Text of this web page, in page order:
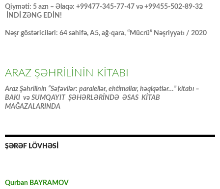
Qiyməti: 5 azn – Əlaqə: +99477-345-77-47 və +99455-502-89-32
İNDİ ZƏNG EDİN!
Nəşr göstəriciləri: 64 səhifə, A5, ağ-qara, “Mücrü” Nəşriyyatı / 2020
ARAZ ŞƏHRİLİNİN KİTABI
Araz Şəhrilinin “Səfəvilər: paralellər, ehtimallar, həqiqətlər…” kitabı –
BAKI və SUMQAYIT ŞƏHƏRLƏRİNDƏ ƏSAS KİTAB
MAĞAZALARINDA
ŞƏRƏF LÖVHƏSİ
Qurban BAYRAMOV